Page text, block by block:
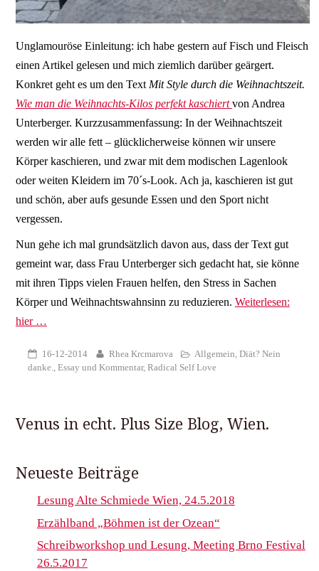
Unglamouröse Einleitung: ich habe gestern auf Fisch und Fleisch
einen Artikel gelesen und mich ziemlich darüber geärgert.
Konkret geht es um den TextMit Style durch die Weihnachtszeit.
Wie man die Weihnachts-Kilos perfekt kaschiertvon Andrea
Unterberger. Kurzzusammenfassung: In der Weihnachtszeit
werden wir alle fett – glücklicherweise können wir unsere
Körper kaschieren, und zwar mit dem modischen Lagenlook
oder weiten Kleidern im 70´s-Look. Ach ja, kaschieren ist gut
und schön, aber aufs gesunde Essen und den Sport nicht
vergessen.
Nun gehe ich mal grundsätzlich davon aus, dass der Text gut
gemeint war, dass Frau Unterberger sich gedacht hat, sie könne
mit ihren Tipps vielen Frauen helfen, den Stress in Sachen
Körper und Weihnachtswahnsinn zu reduzieren. Weiterlesen:
hier …
16-12-2014 Rhea Krcmarova Allgemein ,Diät? Nein
danke. ,Essay und Kommentar,Radical Self Love
Venus in echt. Plus Size Blog, Wien.
Neueste Beiträge
Lesung Alte Schmiede Wien, 24.5.2018
Erzählband „Böhmen ist der Ozean“
Schreibworkshop und Lesung, Meeting Brno Festival
26.5.2017